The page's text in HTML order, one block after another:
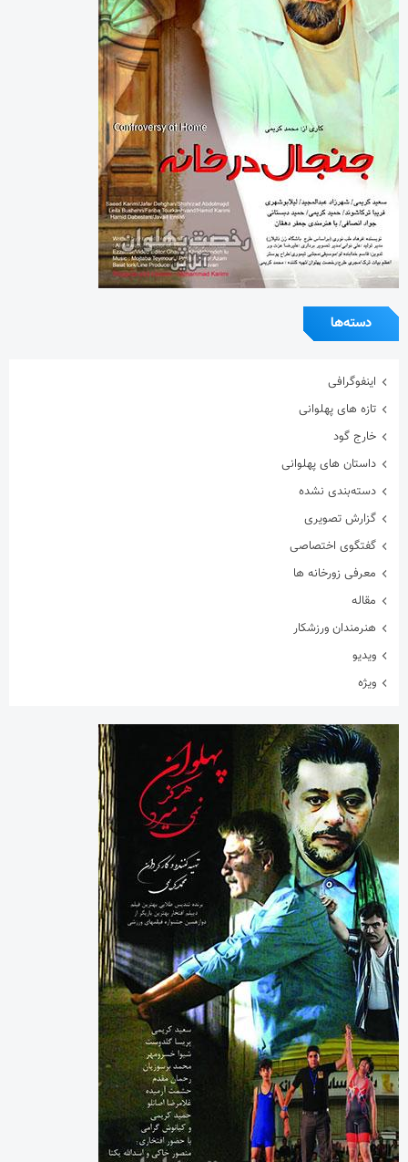
دسته‌ها
اینفوگرافی
تازه های پهلوانی
خارج گود
داستان های پهلوانی
دسته‌بندی نشده
گزارش تصویری
گفتگوی اختصاصی
معرفی زورخانه ها
مقاله
هنرمندان ورزشکار
ویدیو
ویژه